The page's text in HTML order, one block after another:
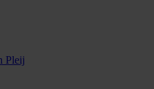
Pleij